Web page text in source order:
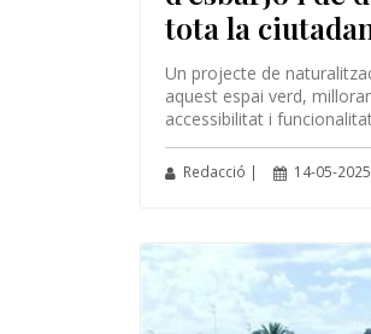
tota la
Un projecte de
aquest espai verd,
accessibilitat i
Redacció | 14-05-2025